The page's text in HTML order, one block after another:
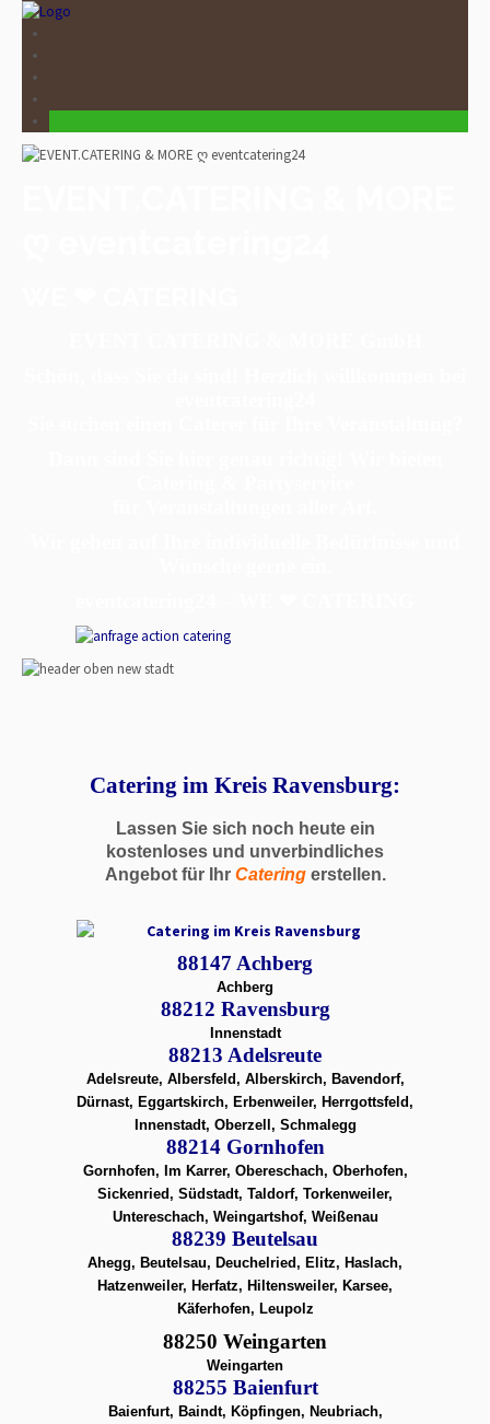
Catering im Kreis Ravensburg:
Lassen Sie sich noch heute ein
kostenloses und unverbindliches
Angebot für Ihr Cateringerstellen.
88147 Achberg
Achberg
88212 Ravensburg
Innenstadt
88213 Adelsreute
Adelsreute, Albersfeld, Alberskirch, Bavendorf,
Dürnast, Eggartskirch, Erbenweiler, Herrgottsfeld,
Innenstadt, Oberzell, Schmalegg
88214 Gornhofen
Gornhofen, Im Karrer, Obereschach, Oberhofen,
Sickenried, Südstadt, Taldorf, Torkenweiler,
Untereschach, Weingartshof, Weißenau
88239 Beutelsau
Ahegg, Beutelsau, Deuchelried, Elitz, Haslach,
Hatzenweiler, Herfatz, Hiltensweiler, Karsee,
Käferhofen, Leupolz
88250 Weingarten
Weingarten
88255 Baienfurt
Baienfurt, Baindt, Köpfingen, Neubriach,